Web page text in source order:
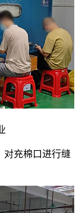
对充棉口进行缝